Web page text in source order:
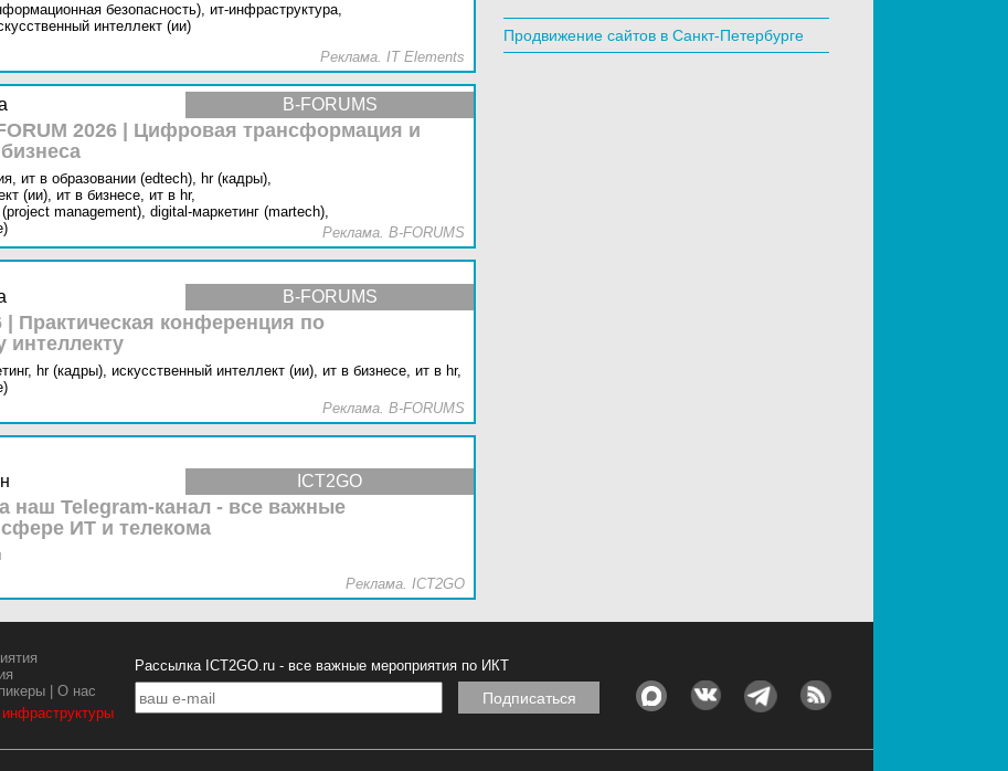
безопасность), ит-инфраструктура,
интеллект (ии)
Реклама. IT Elements
B-FORUMS
2026 | Цифровая трансформация и
ит в образовании (edtech), hr (кадры),
(ии), ит в бизнесе, ит в hr,
management), digital-маркетинг (martech),
Реклама. B-FORUMS
B-FORUMS
Практическая конференция по
интеллекту
hr (кадры), искусственный интеллект (ии), ит в бизнесе, ит в hr,
Реклама. B-FORUMS
ICT2GO
наш Telegram-канал - все важные
ИТ и телекома
Реклама. ICT2GO
Продвижение сайтов в Санкт-Петербурге
|О нас
Рассылка ICT2GO.ru - все важные мероприятия по ИКТ